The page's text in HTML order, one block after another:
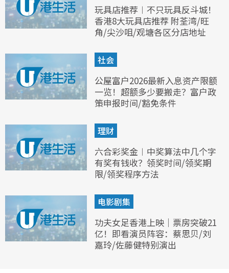
玩具店推荐︱不只玩具反斗城！
香港8大玩具店推荐 附荃湾/旺
角/尖沙咀/观塘各区分店地址
社会
公屋富户2026最新入息资产限额
一览！超额多少要搬走？富户政
策申报时间/豁免条件
理财
六合彩奖金︱中奖算法中几个字
有奖有钱收？领奖时间/领奖期
限/领奖程序方法
电影剧集
功夫女足香港上映｜票房突破21
亿！即看演员阵容：蔡思贝/刘
嘉玲/佐藤健特别演出